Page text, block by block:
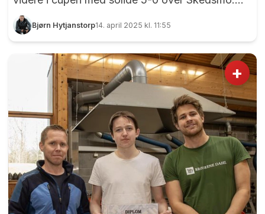
Selv om det er kun én divisjon mellom lagene ble
dette aldri spennende. Til det var Eidsvold Turn
at Skedsmo manglet flere viktige spillere, men
det Jonny Hanssens utvalgte vartet opp med på
egen hjemmebane var tamme saker. Allerede fra
start så vi hvor dette kom til å ende.
Hjemmelaget la seg lavt og lot eidsvollingene
trille ball - noe de gjorde til gan...
Bjørn Hytjanstorp14. april 2025 kl. 11:55
+